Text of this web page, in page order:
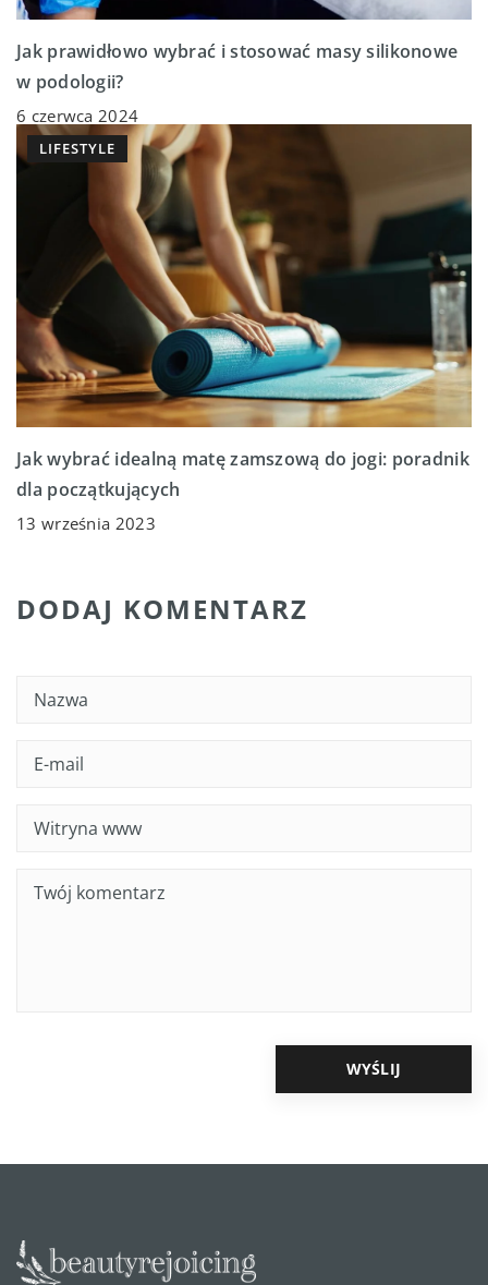
Jak prawidłowo wybrać i stosować masy silikonowe
w podologii?
6 czerwca 2024
LIFESTYLE
Jak wybrać idealną matę zamszową do jogi: poradnik
dla początkujących
13 września 2023
DODAJ KOMENTARZ